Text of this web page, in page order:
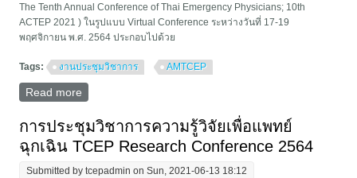
The Tenth Annual Conference of Thai Emergency Physicians; 10th
ACTEP 2021 ) ในรูปแบบ Virtual Conference ระหว่างวันที่ 17-19
พฤศจิกายน พ.ศ. 2564 ประกอบไปด้วย
Tags: งานประชุมวิชาการ AMTCEP
Read more
HOPE
การประชุมวิชาการความรู้วิจัยเพื่อแพทย์
ฉุกเฉิน TCEP Research Conference 2564
Submitted bytcepadmin on Sun, 2021-06-13 18:12